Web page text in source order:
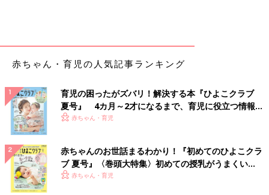
赤ちゃん・育児の人気記事ランキング
育児の困ったがズバリ！解決する本『ひよこクラブ
夏号』 4カ月～2才になるまで、育児に役立つ情報が
いっぱい！
赤ちゃん・育児
赤ちゃんのお世話まるわかり！『初めてのひよこクラ
ブ 夏号』〈巻頭大特集〉初めての授乳がうまくい
く！ おっぱい・ミルクの基本と夏のトラブル 解決テ
赤ちゃん・育児